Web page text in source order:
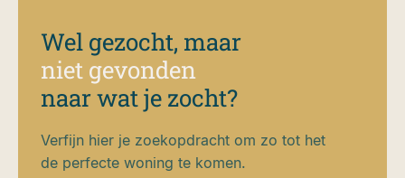
Wel gezocht, maar
niet gevonden
naar wat je zocht?
Verfijn hier je zoekopdracht om zo tot het
de perfecte woning te komen.